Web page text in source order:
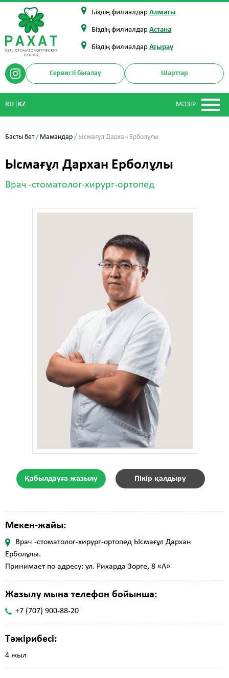
Біздің филиалдарАлматы
Біздің филиалдарАстана
Біздің филиалдарАтырау
Сервисті бағалау Шарттар
МӘЗІР
RU KZ
Басты бет/ Мамандар / Ысмағұл Дархан Ерболұлы
Ысмағұл Дархан Ерболұлы
Врач -стоматолог-хирург-ортопед
Қабылдауға жазылу Пікір қалдыру
Мекен-жайы:
Врач -стоматолог-хирург-ортопед Ысмағұл Дархан
Ерболұлы.
Принимает по адресу: ул. Рихарда Зорге, 8 «А»
Жазылу мына телефон бойынша:
+7 (707) 900-88-20
Тәжірибесі:
4 жыл